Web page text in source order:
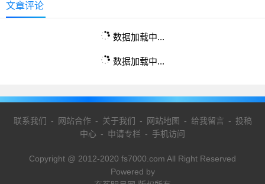
文章评论
数据加载中...
数据加载中...
联系我们 - 网站合作- 关于我们 - 网站地图 - 给我留言 - 投稿
中心 - 申请专栏 - 手机访问
Copyright @ 2012-2020 fs7000.com All Right Reserved
Powered by